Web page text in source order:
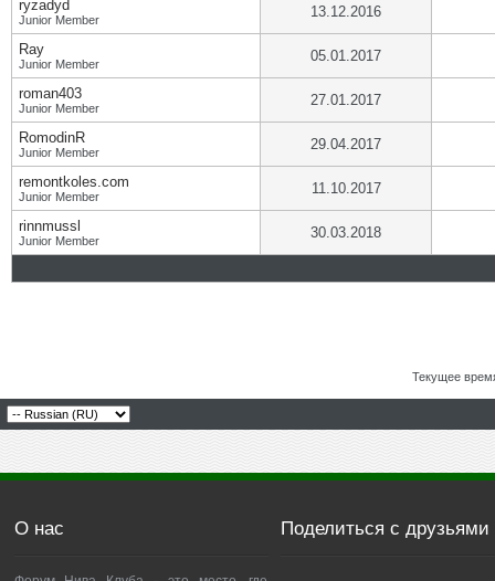
ryzadyd
Junior Member 13.12.2016
Ray
Junior Member 05.01.2017
roman403
Junior Member 27.01.2017
RomodinR
Junior Member 29.04.2017
remontkoles.com
Junior Member 11.10.2017
rinnmussl
Junior Member 30.03.2018
Текущее
О нас Поделиться с друзьями